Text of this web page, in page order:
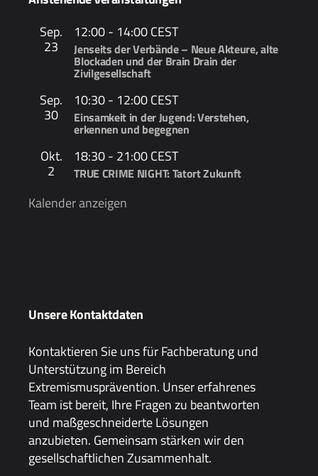
Unsere Kontaktdaten
Kontaktieren Sie uns für Fachberatung und
Unterstützung im Bereich
Extremismusprävention. Unser erfahrenes
Team ist bereit, Ihre Fragen zu beantworten
und maßgeschneiderte Lösungen
anzubieten. Gemeinsam stärken wir den
gesellschaftlichen Zusammenhalt.
Sep.
23
12:00- 14:00CEST
Jenseits der Verbände – Neue Akteure, alte
Blockaden und der Brain Drain der
Zivilgesellschaft
Sep.
30
10:30- 12:00CEST
Einsamkeit in der Jugend: Verstehen,
erkennen und begegnen
Okt.
2
18:30- 21:00CEST
TRUE CRIME NIGHT: Tatort Zukunft
Kalender anzeigen